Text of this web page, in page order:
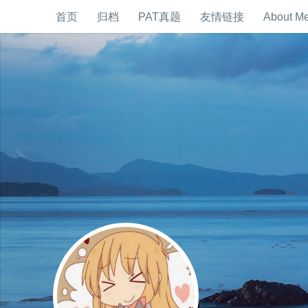
首页 归档 PAT真题 友情链接 About